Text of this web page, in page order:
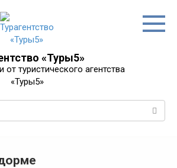
«Туры5»
от туристического агентства
«Туры5»